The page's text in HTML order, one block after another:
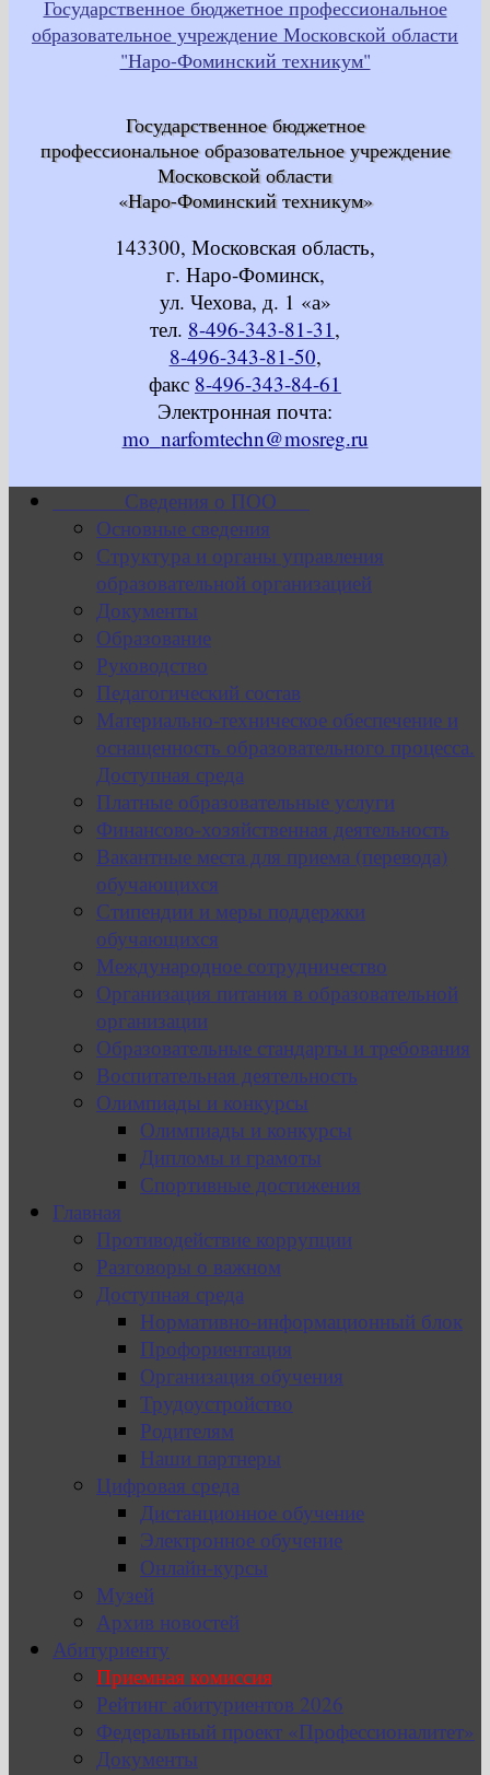
Государственное бюджетное
профессиональное образовательное учреждение
Московской области
«Наро-Фоминский техникум»
143300, Московская область,
г. Наро-Фоминск,
ул. Чехова, д. 1 «а»
тел. 8-496-343-81-31,
8-496-343-81-50,
факс 8-496-343-84-61
Электронная почта:
mo_narfomtechn@mosreg.ru
Сведения о ПОО
Основные сведения
Структура и органы управления
образовательной организацией
Документы
Образование
Руководство
Педагогический состав
Материально-техническое обеспечение и
оснащенность образовательного процесса.
Доступная среда
Платные образовательные услуги
Финансово-хозяйственная деятельность
Вакантные места для приема (перевода)
обучающихся
Стипендии и меры поддержки
обучающихся
Международное сотрудничество
Организация питания в образовательной
организации
Образовательные стандарты и требования
Воспитательная деятельность
Олимпиады и конкурсы
Олимпиады и конкурсы
Дипломы и грамоты
Спортивные достижения
Главная
Противодействие коррупции
Разговоры о важном
Доступная среда
Нормативно-информационный блок
Профориентация
Организация обучения
Трудоустройство
Родителям
Наши партнеры
Цифровая среда
Дистанционное обучение
Электронное обучение
Онлайн-курсы
Музей
Архив новостей
Абитуриенту
Приемная комиссия
Рейтинг абитуриентов 2026
Федеральный проект «Профессионалитет»
Документы